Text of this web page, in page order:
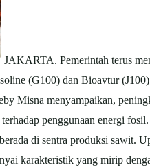
JAKARTA. Pemerintah terus
(G100) dan Bioavtur (J100)
Misna menyampaikan,
penggunaan energi
di sentra produksi sawit.
karakteristik yang mirip